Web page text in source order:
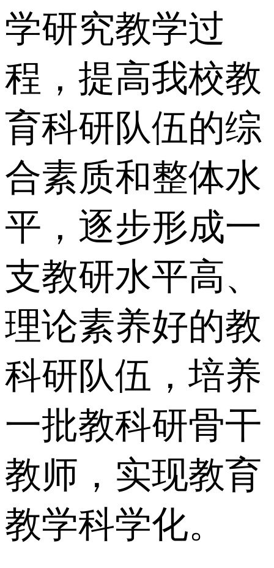
学研究教学过
程，提高我校教
育科研队伍的综
合素质和整体水
平，逐步形成一
支教研水平高、
理论素养好的教
科研队伍，培养
一批教科研骨干
教师，实现教育
教学科学化。